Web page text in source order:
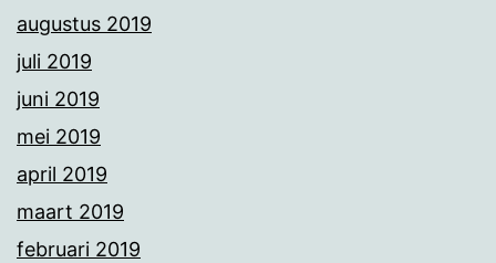
augustus 2019
juli 2019
juni 2019
mei 2019
april 2019
maart 2019
februari 2019